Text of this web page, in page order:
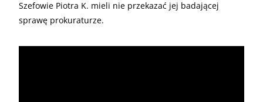
Szefowie Piotra K. mieli nie przekazać jej badającej
sprawę prokuraturze.